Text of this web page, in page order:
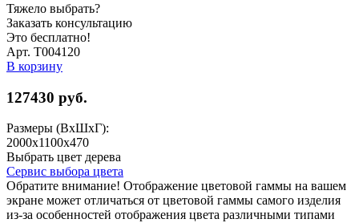
Тяжело выбрать?
Заказать консультацию
Это бесплатно!
Арт. Т004120
В корзину
127430 руб.
Размеры (ВхШхГ):
2000x1100x470
Выбрать цвет дерева
Сервис выбора цвета
Обратите внимание! Отображение цветовой гаммы на вашем
экране может отличаться от цветовой гаммы самого изделия
из-за особенностей отображения цвета различными типами